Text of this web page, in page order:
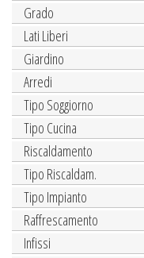
Grado
Lati Liberi
Giardino
Arredi
Tipo Soggiorno
Tipo Cucina
Riscaldamento
Tipo Riscaldam.
Tipo Impianto
Raffrescamento
Infissi